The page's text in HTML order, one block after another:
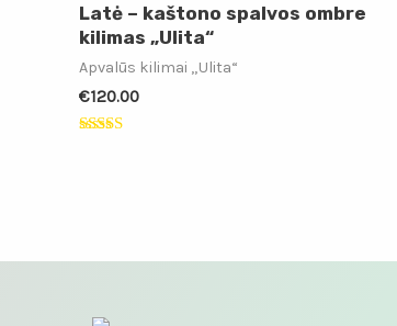
Latė – kaštono spalvos ombre
kilimas „Ulita“
Apvalūs kilimai „Ulita“
€120.00